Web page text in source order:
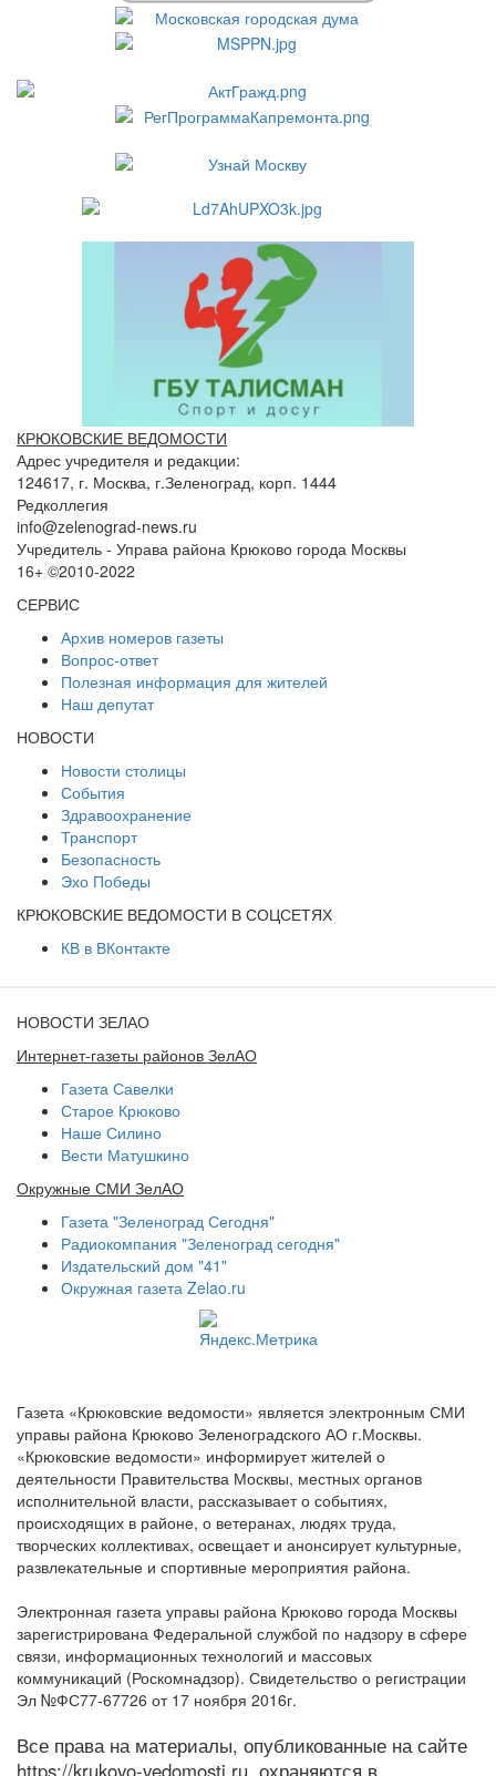
КРЮКОВСКИЕ ВЕДОМОСТИ
Адрес учредителя и редакции:
124617, г. Москва, г.Зеленоград, корп. 1444
Редколлегия
info@zelenograd-news.ru
Учредитель - Управа района Крюково города Москвы
16+ ©2010-2022
СЕРВИС
Архив номеров газеты
Вопрос-ответ
Полезная информация для жителей
Наш депутат
НОВОСТИ
Новости столицы
События
Здравоохранение
Транспорт
Безопасность
Эхо Победы
КРЮКОВСКИЕ ВЕДОМОСТИ В СОЦСЕТЯХ
КВ в ВКонтакте
НОВОСТИ ЗЕЛАО
Интернет-газеты районов ЗелАО
Газета Савелки
Старое Крюково
Наше Силино
Вести Матушкино
Окружные СМИ ЗелАО
Газета "Зеленоград Сегодня"
Радиокомпания "Зеленоград сегодня"
Издательский дом "41"
Окружная газета Zelao.ru
Газета «Крюковские ведомости» является электронным СМИ
управы района Крюково Зеленоградского АО г.Москвы.
«Крюковские ведомости» информирует жителей о
деятельности Правительства Москвы, местных органов
исполнительной власти, рассказывает о событиях,
происходящих в районе, о ветеранах, людях труда,
творческих коллективах, освещает и анонсирует культурные,
развлекательные и спортивные мероприятия района.
Электронная газета управы района Крюково города Москвы
зарегистрирована Федеральной службой по надзору в сфере
связи, информационных технологий и массовых
коммуникаций (Роскомнадзор). Свидетельство о регистрации
Эл №ФС77-67726 от 17 ноября 2016г.
Все права на материалы, опубликованные на сайте